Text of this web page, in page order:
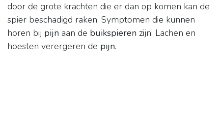
door de grote krachten die er dan op komen kan de
spier beschadigd raken. Symptomen die kunnen
horen bij pijn aan de buikspieren zijn: Lachen en
hoesten verergeren de pijn.